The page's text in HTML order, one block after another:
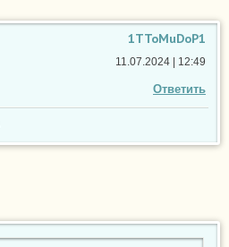
1TToMuDoP1
Ответить
11.07.2024 | 12:49